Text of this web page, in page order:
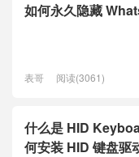
如何永久隐藏
表哥 阅读(3061)
什么是 HID
何安装 HID 键盘驱